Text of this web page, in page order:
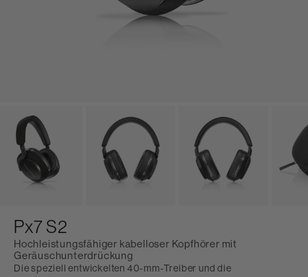
Px7 S2
Hochleistungsfähiger kabelloser Kopfhörer mit
Geräuschunterdrückung
Die speziell entwickelten 40-mm-Treiber und die